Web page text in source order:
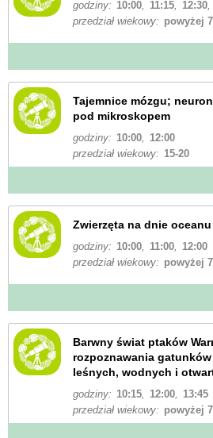
godziny: 10:00, 11:15, 12:30,
przedział wiekowy: powyżej 7
Tajemnice mózgu;
pod mikroskopem
godziny: 10:00,
12:00
przedział wiekowy: 15-20
Zwierzęta na dnie oceanu
godziny: 10:00, 11:00,
12:00
przedział wiekowy: powyżej 7
Barwny świat ptaków
rozpoznawania
leśnych, wodnych i
godziny: 10:15, 12:00,
13:45
przedział wiekowy: powyżej 7